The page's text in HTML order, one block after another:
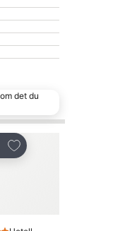
det du
Legg til i favoritter